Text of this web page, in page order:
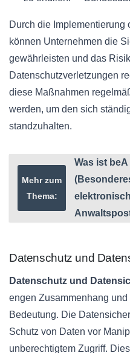
Durch die
können Unternehmen die
gewährleisten und das
Datenschutzverletzungen
diese Maßnahmen
werden, um den sich
standzuhalten.
Mehr zum
Thema:
Was ist beA
Datenschutz und
Datenschutz und
engen Zusammenhang
Bedeutung. Die
Schutz von Daten vor
unberechtigtem Zugriff.